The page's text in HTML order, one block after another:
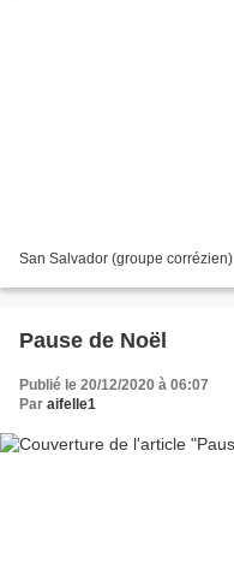
San Salvador (groupe corrézien)
Pause de Noël
Publié le 20/12/2020 à 06:07
Par aifelle1